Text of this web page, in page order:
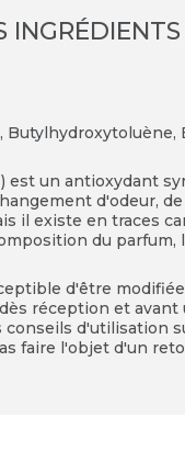
INGRÉDIENTS
est un antioxydant
d'odeur,
il existe en traces
du
d'être
réception et avant
d'utilisation
faire l'objet d'un